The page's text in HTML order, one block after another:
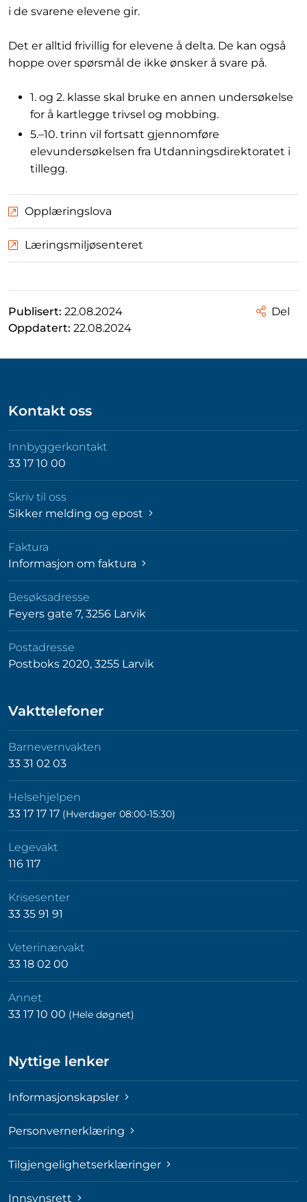
i de svarene elevene gir.
Det er alltid frivillig for elevene å delta. De kan også
hoppe over spørsmål de ikke ønsker å svare på.
1. og 2. klasse skal bruke en annen undersøkelse
for å kartlegge trivsel og mobbing.
5.–10. trinn vil fortsatt gjennomføre
elevundersøkelsen fra Utdanningsdirektoratet i
tillegg.
Opplæringslova
Læringsmiljøsenteret
Publisert: 22.08.2024
Oppdatert: 22.08.2024
Del
Kontakt oss
Innbyggerkontakt
33 17 10 00
Skriv til oss
Sikker melding og epost
Faktura
Informasjon om faktura
Besøksadresse
Feyers gate 7, 3256 Larvik
Postadresse
Postboks 2020, 3255 Larvik
Vakttelefoner
Barnevernvakten
33 31 02 03
Helsehjelpen
33 17 17 17 (Hverdager 08:00-15:30)
Legevakt
116 117
Krisesenter
33 35 91 91
Veterinærvakt
33 18 02 00
Annet
33 17 10 00 (Hele døgnet)
Nyttige lenker
Informasjonskapsler
Personvernerklæring
Tilgjengelighetserklæringer
Innsynsrett